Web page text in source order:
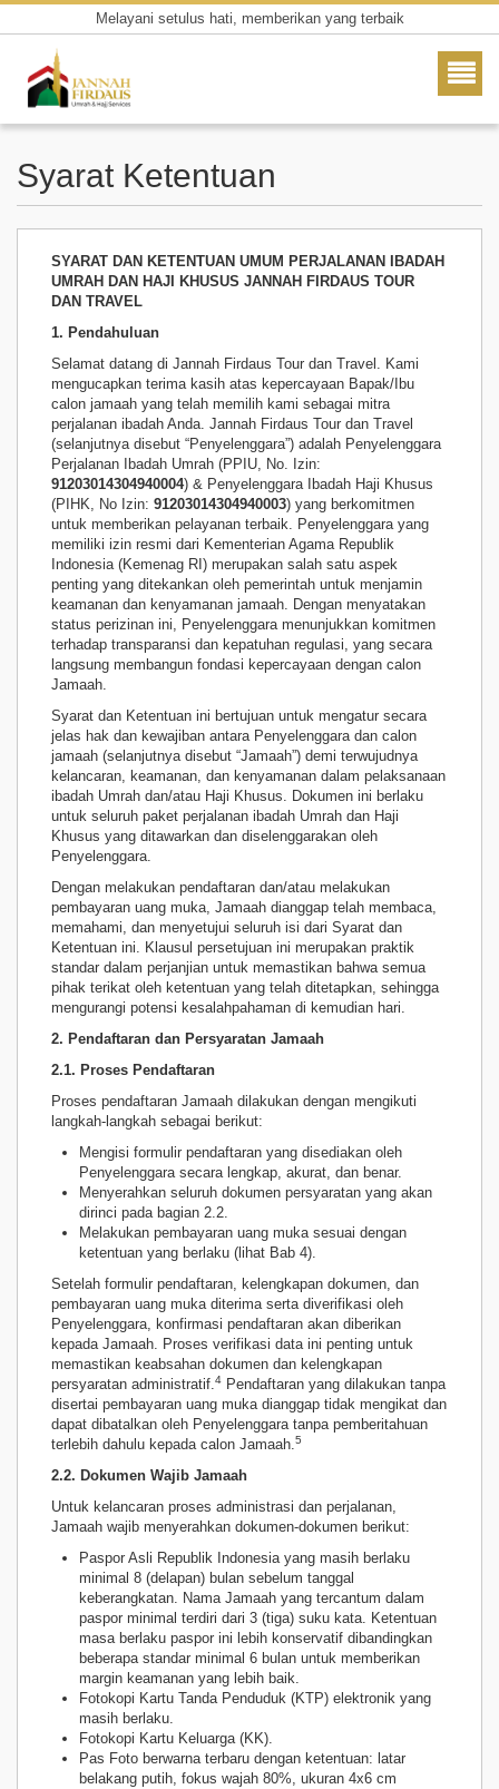
Melayani setulus hati,
memberikan yang terbaik
Melayani setulus hati, memberikan yang terbaik
Syarat Ketentuan
SYARAT DAN KETENTUAN UMUM PERJALANAN IBADAH
UMRAH DAN HAJI KHUSUS JANNAH FIRDAUS TOUR
DAN TRAVEL
1. Pendahuluan
Selamat datang di Jannah Firdaus Tour dan Travel. Kami
mengucapkan terima kasih atas kepercayaan Bapak/Ibu
calon jamaah yang telah memilih kami sebagai mitra
perjalanan ibadah Anda. Jannah Firdaus Tour dan Travel
(selanjutnya disebut “Penyelenggara”) adalah Penyelenggara
Perjalanan Ibadah Umrah (PPIU, No. Izin:
91203014304940004) & Penyelenggara Ibadah Haji Khusus
(PIHK, No Izin: 91203014304940003) yang berkomitmen
untuk memberikan pelayanan terbaik. Penyelenggara yang
memiliki izin resmi dari Kementerian Agama Republik
Indonesia (Kemenag RI) merupakan salah satu aspek
penting yang ditekankan oleh pemerintah untuk menjamin
keamanan dan kenyamanan jamaah. Dengan menyatakan
status perizinan ini, Penyelenggara menunjukkan komitmen
terhadap transparansi dan kepatuhan regulasi, yang secara
langsung membangun fondasi kepercayaan dengan calon
Jamaah.
Syarat dan Ketentuan ini bertujuan untuk mengatur secara
jelas hak dan kewajiban antara Penyelenggara dan calon
jamaah (selanjutnya disebut “Jamaah”) demi terwujudnya
kelancaran, keamanan, dan kenyamanan dalam pelaksanaan
ibadah Umrah dan/atau Haji Khusus. Dokumen ini berlaku
untuk seluruh paket perjalanan ibadah Umrah dan Haji
Khusus yang ditawarkan dan diselenggarakan oleh
Penyelenggara.
Dengan melakukan pendaftaran dan/atau melakukan
pembayaran uang muka, Jamaah dianggap telah membaca,
memahami, dan menyetujui seluruh isi dari Syarat dan
Ketentuan ini. Klausul persetujuan ini merupakan praktik
standar dalam perjanjian untuk memastikan bahwa semua
pihak terikat oleh ketentuan yang telah ditetapkan, sehingga
mengurangi potensi kesalahpahaman di kemudian hari.
2. Pendaftaran dan Persyaratan Jamaah
2.1. Proses Pendaftaran
Proses pendaftaran Jamaah dilakukan dengan mengikuti
langkah-langkah sebagai berikut:
Mengisi formulir pendaftaran yang disediakan oleh
Penyelenggara secara lengkap, akurat, dan benar.
Menyerahkan seluruh dokumen persyaratan yang akan
dirinci pada bagian 2.2.
Melakukan pembayaran uang muka sesuai dengan
ketentuan yang berlaku (lihat Bab 4).
Setelah formulir pendaftaran, kelengkapan dokumen, dan
pembayaran uang muka diterima serta diverifikasi oleh
Penyelenggara, konfirmasi pendaftaran akan diberikan
kepada Jamaah. Proses verifikasi data ini penting untuk
memastikan keabsahan dokumen dan kelengkapan
persyaratan administratif.4 Pendaftaran yang dilakukan tanpa
disertai pembayaran uang muka dianggap tidak mengikat dan
dapat dibatalkan oleh Penyelenggara tanpa pemberitahuan
terlebih dahulu kepada calon Jamaah.5
2.2. Dokumen Wajib Jamaah
Untuk kelancaran proses administrasi dan perjalanan,
Jamaah wajib menyerahkan dokumen-dokumen berikut:
Paspor Asli Republik Indonesia yang masih berlaku
minimal 8 (delapan) bulan sebelum tanggal
keberangkatan. Nama Jamaah yang tercantum dalam
paspor minimal terdiri dari 3 (tiga) suku kata. Ketentuan
masa berlaku paspor ini lebih konservatif dibandingkan
beberapa standar minimal 6 bulan untuk memberikan
margin keamanan yang lebih baik.
Fotokopi Kartu Tanda Penduduk (KTP) elektronik yang
masih berlaku.
Fotokopi Kartu Keluarga (KK).
Pas Foto berwarna terbaru dengan ketentuan: latar
belakang putih, fokus wajah 80%, ukuran 4x6 cm